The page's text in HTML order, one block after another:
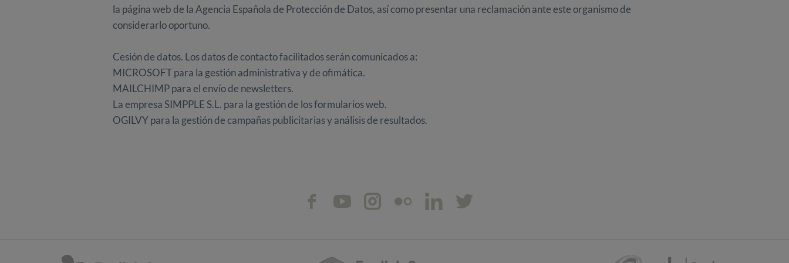
la página web de la Agencia Española de Protección de Datos, así como presentar una reclamación ante este organismo de
considerarlo oportuno.
Cesión de datos. Los datos de contacto facilitados serán comunicados a:
MICROSOFT para la gestión administrativa y de ofimática.
MAILCHIMP para el envío de newsletters.
La empresa SIMPPLE S.L. para la gestión de los formularios web.
OGILVY para la gestión de campañas publicitarias y análisis de resultados.